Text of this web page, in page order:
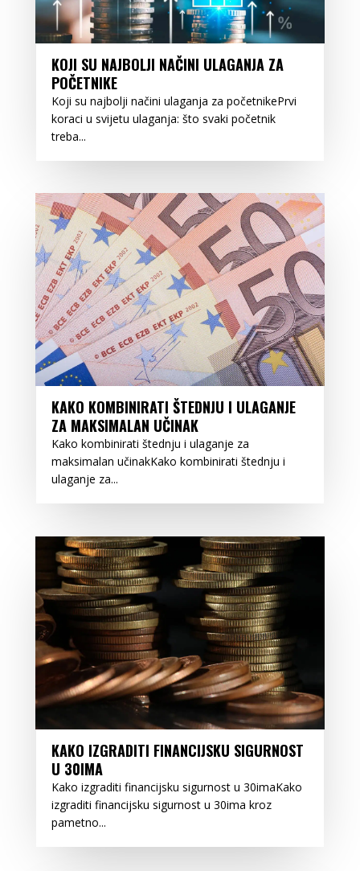
KOJI SU NAJBOLJI NAČINI ULAGANJA ZA
POČETNIKE
Koji su najbolji načini ulaganja za početnikePrvi
koraci u svijetu ulaganja: što svaki početnik
treba...
KAKO KOMBINIRATI ŠTEDNJU I ULAGANJE
ZA MAKSIMALAN UČINAK
Kako kombinirati štednju i ulaganje za
maksimalan učinakKako kombinirati štednju i
ulaganje za...
KAKO IZGRADITI FINANCIJSKU SIGURNOST
U 30IMA
Kako izgraditi financijsku sigurnost u 30imaKako
izgraditi financijsku sigurnost u 30ima kroz
pametno...